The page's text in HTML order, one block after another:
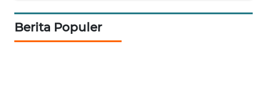
Berita Populer
KUNINGAN
WN